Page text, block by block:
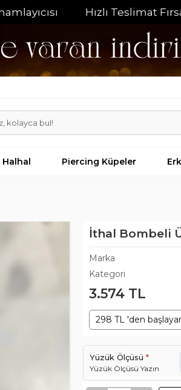
Hızlı Teslimat Fırsatı
Halhal Piercing Küpeler
İthal Bombeli
Marka
Kategori
3.574 TL
298 TL 'den
Yüzük Ölçüsü *
Yüzük Ölçüsü Yazın